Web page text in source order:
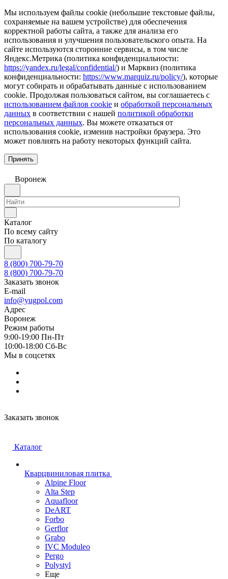
Мы используем файлы cookie (небольшие текстовые файлы,
сохраняемые на вашем устройстве) для обеспечения
корректной работы сайта, а также для анализа его
использования и улучшения пользовательского опыта. На
сайте используются сторонние сервисы, в том числе
Яндекс.Метрика (политика конфиденциальности:
https://yandex.ru/legal/confidential/) и Марквиз (политика
конфиденциальности: https://www.marquiz.ru/policy/), которые
могут собирать и обрабатывать данные с использованием
cookie. Продолжая пользоваться сайтом, вы соглашаетесь с
использованием файлов cookie и обработкой персональных
данных в соответствии с нашей политикой обработки
персональных данных. Вы можете отказаться от
использования cookie, изменив настройки браузера. Это
может повлиять на работу некоторых функций сайта.
Принять
Воронеж
Каталог
По всему сайту
По каталогу
8 (800) 700-79-70
8 (800) 700-79-70
Заказать звонок
E-mail
info@yugpol.com
Адрес
Воронеж
Режим работы
9:00-19:00 Пн-Пт
10:00-18:00 Cб-Вс
Мы в соцсетях
Заказать звонок
Каталог
Кварцвиниловая плитка
Alpine Floor
Alta Step
Aquafloor
DeART
Forbo
Gerflor
Grabo
IVC Moduleo
Pergo
Polystyl
Еще